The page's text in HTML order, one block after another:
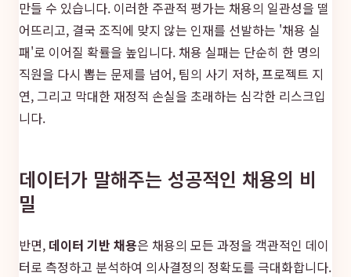
만들 수 있습니다. 이러한 주관적 평가는 채용의 일관성을 떨
어뜨리고, 결국 조직에 맞지 않는 인재를 선발하는 '채용 실
패'로 이어질 확률을 높입니다. 채용 실패는 단순히 한 명의
직원을 다시 뽑는 문제를 넘어, 팀의 사기 저하, 프로젝트 지
연, 그리고 막대한 재정적 손실을 초래하는 심각한 리스크입
니다.
데이터가 말해주는 성공적인 채용의 비
밀
반면, 데이터 기반 채용은 채용의 모든 과정을 객관적인 데이
터로 측정하고 분석하여 의사결정의 정확도를 극대화합니다.